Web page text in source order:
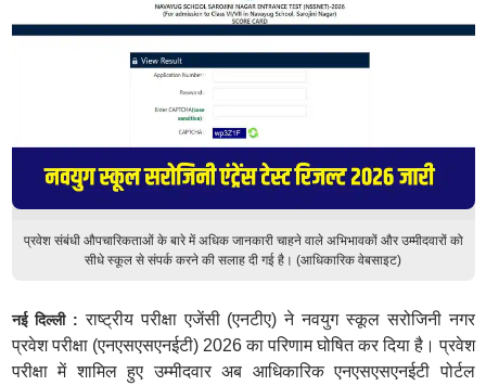
प्रवेश संबंधी औपचारिकताओं के बारे में अधिक जानकारी चाहने वाले अभिभावकों और उम्मीदवारों को
सीधे स्कूल से संपर्क करने की सलाह दी गई है। (आधिकारिक वेबसाइट)
नई दिल्ली :राष्ट्रीय परीक्षा एजेंसी (एनटीए) ने नवयुग स्कूल सरोजिनी नगर
प्रवेश परीक्षा (एनएसएसएनईटी) 2026 का परिणाम घोषित कर दिया है। प्रवेश
परीक्षा में शामिल हुए उम्मीदवार अब आधिकारिक एनएसएसएनईटी पोर्टल